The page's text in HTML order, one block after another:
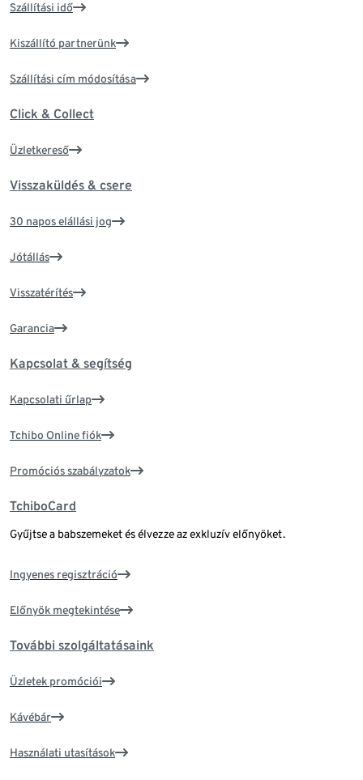
Szállítási idő
Kiszállító partnerünk
Szállítási cím módosítása
Click & Collect
Üzletkereső
Visszaküldés & csere
30 napos elállási jog
Jótállás
Visszatérítés
Garancia
Kapcsolat & segítség
Kapcsolati űrlap
Tchibo Online fiók
Promóciós szabályzatok
TchiboCard
Gyűjtse a babszemeket és élvezze az exkluzív előnyöket.
Ingyenes regisztráció
Előnyök megtekintése
További szolgáltatásaink
Üzletek promóciói
Kávébár
Használati utasítások